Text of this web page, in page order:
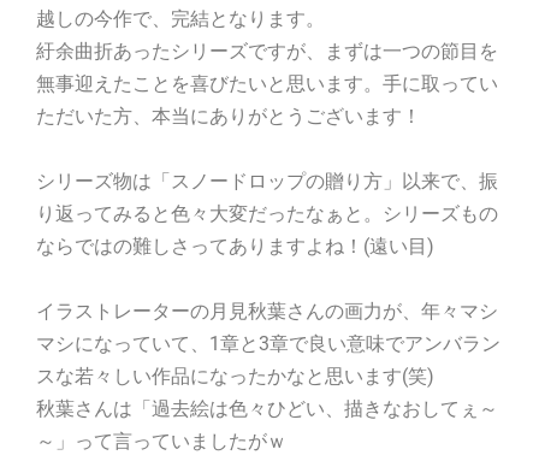
越しの今作で、完結となります。
紆余曲折あったシリーズですが、まずは一つの節目を
無事迎えたことを喜びたいと思います。手に取ってい
ただいた方、本当にありがとうございます！
シリーズ物は「スノードロップの贈り方」以来で、振
り返ってみると色々大変だったなぁと。シリーズもの
ならではの難しさってありますよね！(遠い目)
イラストレーターの月見秋葉さんの画力が、年々マシ
マシになっていて、1章と3章で良い意味でアンバラン
スな若々しい作品になったかなと思います(笑)
秋葉さんは「過去絵は色々ひどい、描きなおしてぇ～
～」って言っていましたがｗ